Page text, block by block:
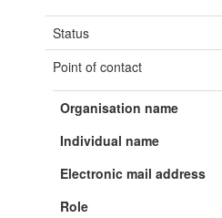
Status
Point of contact
Organisation name
Individual name
Electronic mail address
Role